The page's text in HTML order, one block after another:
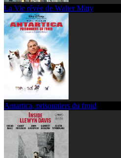
La Vie rêvée de Walter Mitty
Antartica, prisonniers du froid